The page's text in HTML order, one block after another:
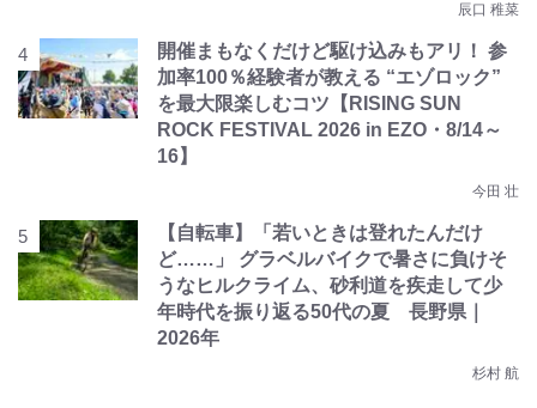
辰口 稚菜
開催まもなくだけど駆け込みもアリ！ 参
加率100％経験者が教える “エゾロック”
を最大限楽しむコツ【RISING SUN
ROCK FESTIVAL 2026 in EZO・8/14～
16】
今田 壮
【自転車】「若いときは登れたんだけ
ど……」 グラベルバイクで暑さに負けそ
うなヒルクライム、砂利道を疾走して少
年時代を振り返る50代の夏 長野県｜
2026年
杉村 航